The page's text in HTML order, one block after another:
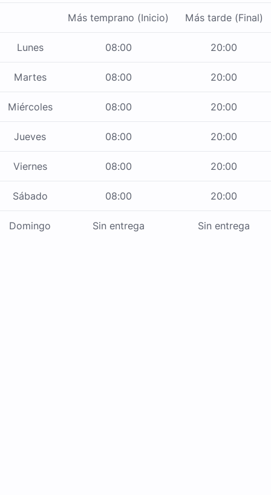
Más temprano (Inicio) Más tarde (Final)
Lunes 08:00 20:00
Martes 08:00 20:00
Miércoles 08:00 20:00
Jueves 08:00 20:00
Viernes 08:00 20:00
Sábado 08:00 20:00
Domingo Sin entrega Sin entrega